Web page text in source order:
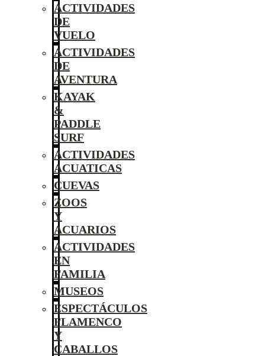
ACTIVIDADES
DE
VUELO
ACTIVIDADES
DE
AVENTURA
KAYAK
&
PADDLE
SURF
ACTIVIDADES
ACUATICAS
CUEVAS
ZOOS
Y
ACUARIOS
ACTIVIDADES
EN
FAMILIA
MUSEOS
ESPECTÁCULOS
FLAMENCO
Y
CABALLOS